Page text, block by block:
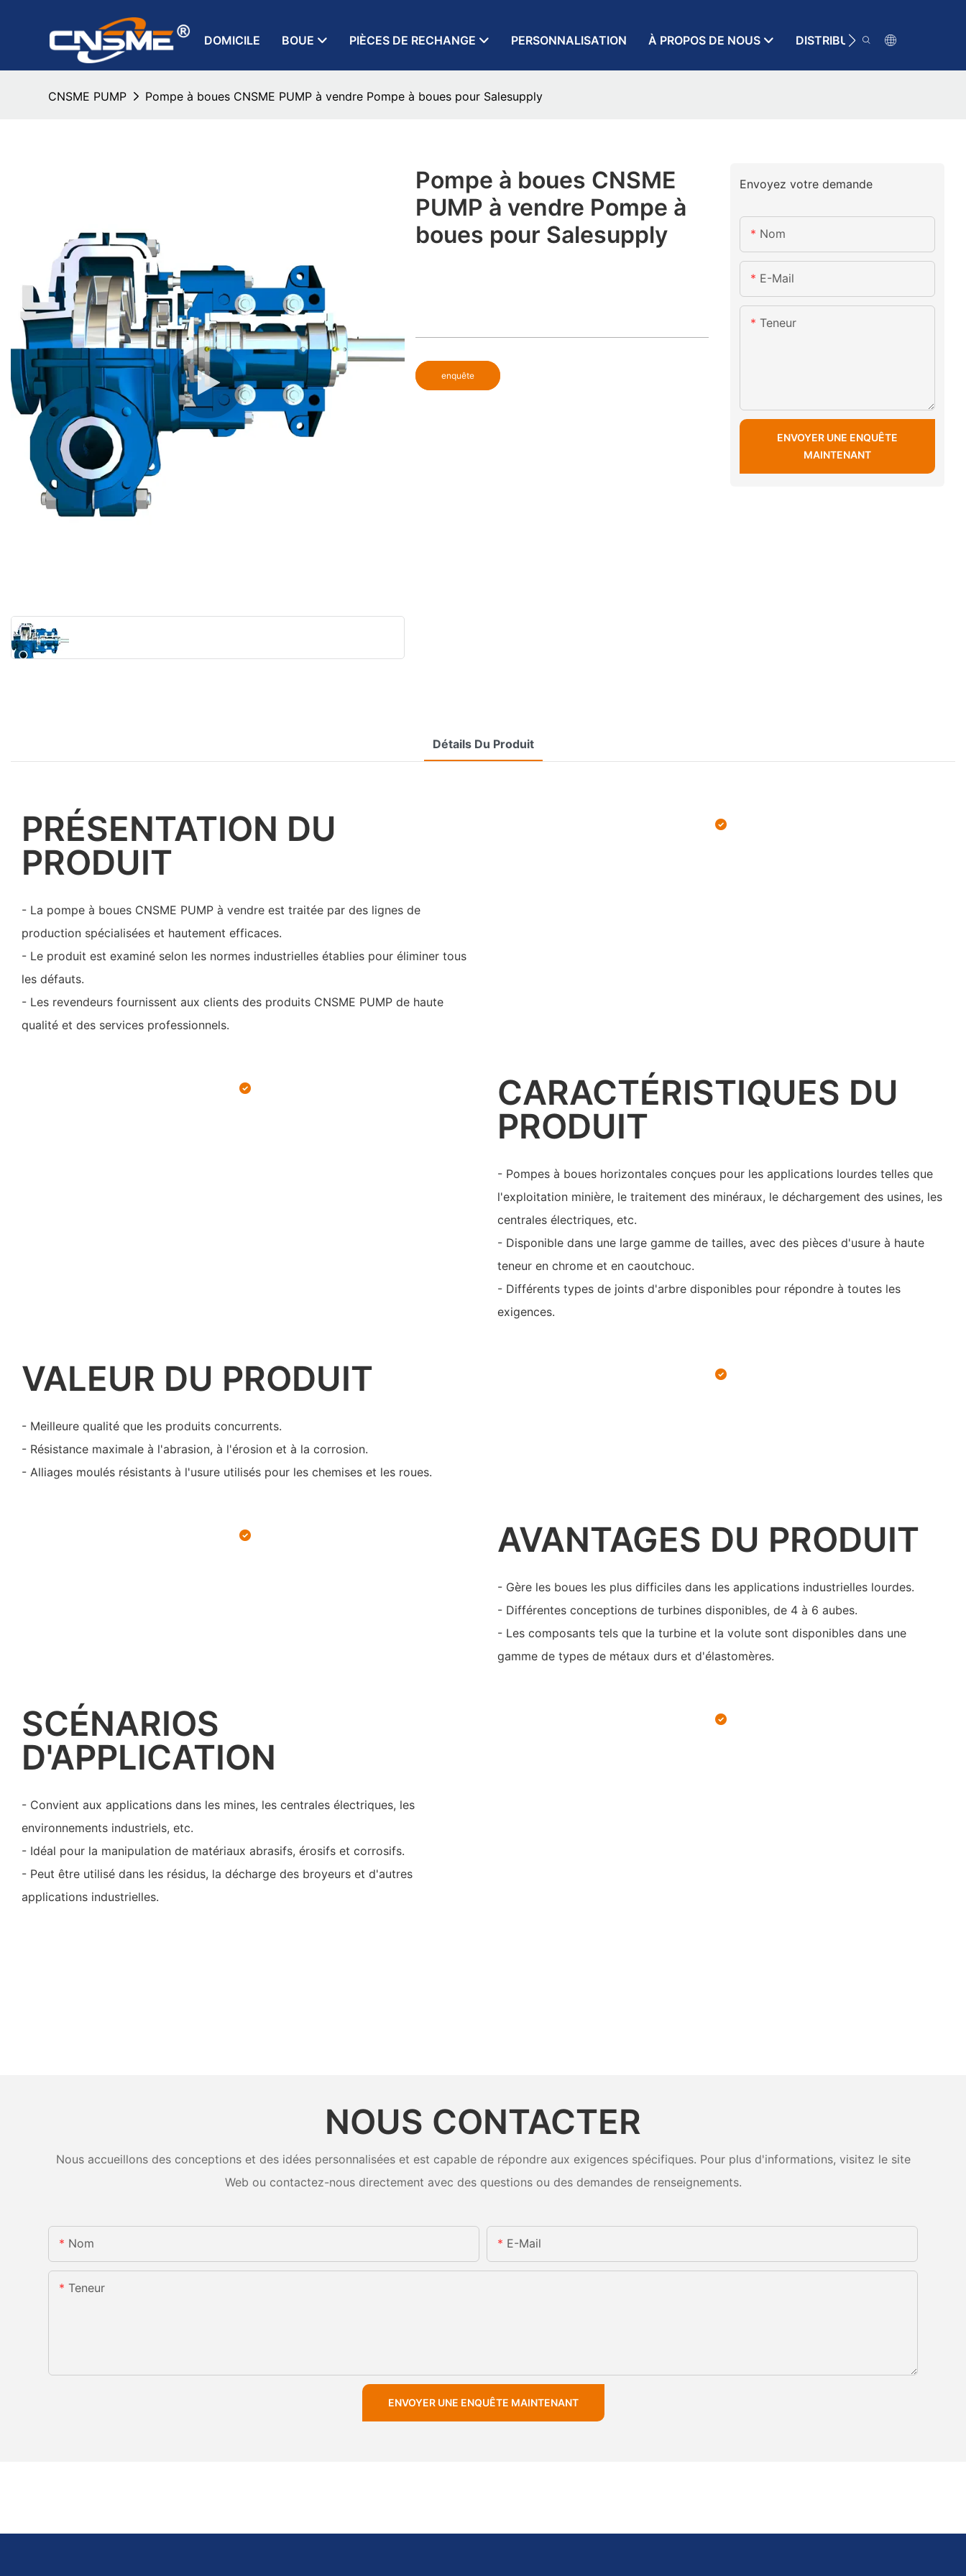
DOMICILE BOUE PIÈCES DE RECHANGE PERSONNALISATION À PROPOS DE NOUS DISTRIBUTEUR
CNSME PUMP Pompe à boues CNSME PUMP à vendre Pompe à boues pour Salesupply
Pompe à boues CNSME
PUMP à vendre Pompe à
boues pour Salesupply
enquête
Envoyez votre demande
Nom
E-Mail
Teneur
ENVOYER UNE ENQUÊTE
MAINTENANT
Détails Du Produit
PRÉSENTATION DU
PRODUIT
- La pompe à boues CNSME PUMP à vendre est traitée par des lignes de
production spécialisées et hautement efficaces.
- Le produit est examiné selon les normes industrielles établies pour éliminer tous
les défauts.
- Les revendeurs fournissent aux clients des produits CNSME PUMP de haute
qualité et des services professionnels.
CARACTÉRISTIQUES DU
PRODUIT
- Pompes à boues horizontales conçues pour les applications lourdes telles que
l'exploitation minière, le traitement des minéraux, le déchargement des usines, les
centrales électriques, etc.
- Disponible dans une large gamme de tailles, avec des pièces d'usure à haute
teneur en chrome et en caoutchouc.
- Différents types de joints d'arbre disponibles pour répondre à toutes les
exigences.
VALEUR DU PRODUIT
- Meilleure qualité que les produits concurrents.
- Résistance maximale à l'abrasion, à l'érosion et à la corrosion.
- Alliages moulés résistants à l'usure utilisés pour les chemises et les roues.
AVANTAGES DU PRODUIT
- Gère les boues les plus difficiles dans les applications industrielles lourdes.
- Différentes conceptions de turbines disponibles, de 4 à 6 aubes.
- Les composants tels que la turbine et la volute sont disponibles dans une
gamme de types de métaux durs et d'élastomères.
SCÉNARIOS
D'APPLICATION
- Convient aux applications dans les mines, les centrales électriques, les
environnements industriels, etc.
- Idéal pour la manipulation de matériaux abrasifs, érosifs et corrosifs.
- Peut être utilisé dans les résidus, la décharge des broyeurs et d'autres
applications industrielles.
NOUS CONTACTER
Nous accueillons des conceptions et des idées personnalisées et est capable de répondre aux exigences spécifiques. Pour plus d'informations, visitez le site
Web ou contactez-nous directement avec des questions ou des demandes de renseignements.
Nom E-Mail
Teneur
ENVOYER UNE ENQUÊTE MAINTENANT